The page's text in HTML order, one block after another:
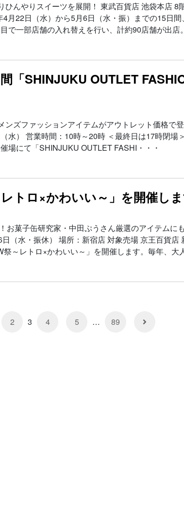
んやりスイーツを展開！ 東武百貨店 池袋本店 8
月22日（水）から5月6日（水・振）までの15日
で一部店舗の入れ替えを行い、計約90店舗が出店
「SHINJUKU OUTLET
ズファッションアイテムがアウトレット価格で
水） 営業時間：10時～20時 ＜最終日は17時閉場
場にて「SHINJUKU OUTLET FASHI・・・
レトロ×かわいい～」を開催し
お菓子缶研究家・中田ぷうさん厳選のアイテムに
（水・振休） 場所：新宿店 対象売場 京王百貨店
～レトロ×かわいい～」を開催します。毎年、大
2 3 4 5 … 89